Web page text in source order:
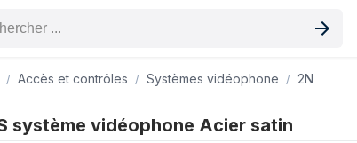
produit
Accès et contrôles Systèmes vidéophone 2N
système vidéophone Acier satin
Prix